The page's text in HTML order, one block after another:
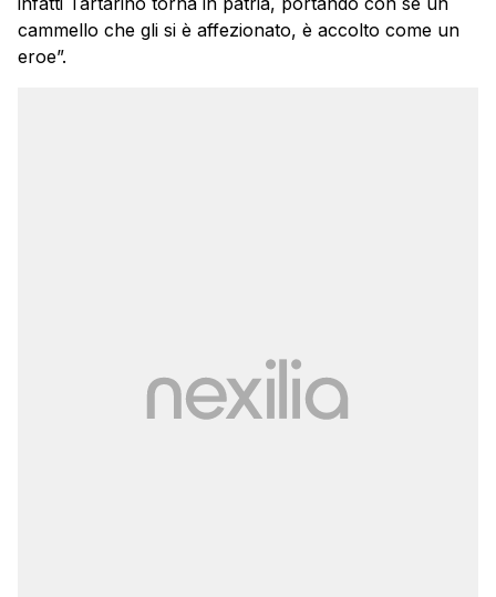
cammello che gli si è affezionato, è accolto come un
eroe”.